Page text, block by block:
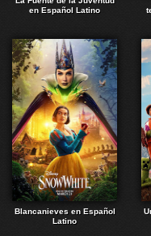
en Español Latino
Blancanieves en Español
Latino